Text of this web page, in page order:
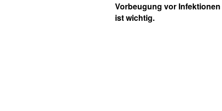
Vorbeugung vor Infektionen
ist wichtig.